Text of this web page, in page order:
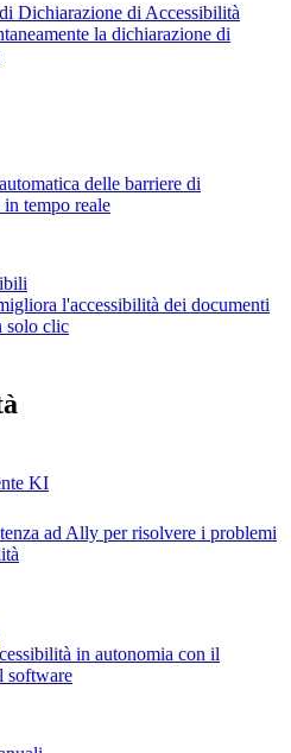
Dichiarazione di Accessibilità
la dichiarazione di
delle barriere di
tempo reale
l'accessibilità dei documenti
solo clic
KI
ad Ally per risolvere i problemi
in autonomia con il
software